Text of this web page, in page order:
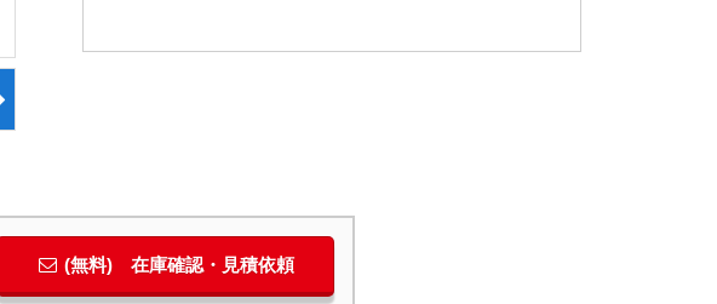
(無料) 在庫確認・見積依頼